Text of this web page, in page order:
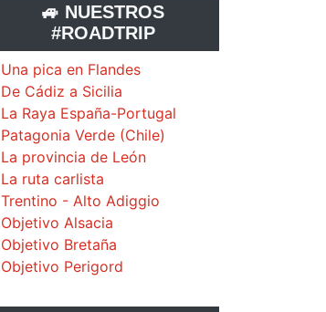
🚙 NUESTROS
#ROADTRIP
Una pica en Flandes
De Cádiz a Sicilia
La Raya España-Portugal
Patagonia Verde (Chile)
La provincia de León
La ruta carlista
Trentino - Alto Adiggio
Objetivo Alsacia
Objetivo Bretaña
Objetivo Perigord